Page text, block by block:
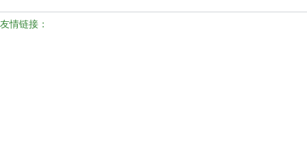
友情链接：